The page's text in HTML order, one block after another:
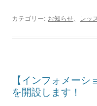
カテゴリー: お知らせ、 レッ
【インフォメーシ
を開設します！